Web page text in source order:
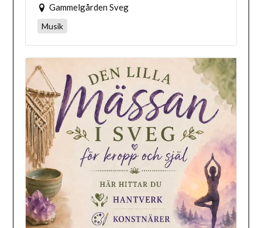
Gammelgården Sveg
Musik